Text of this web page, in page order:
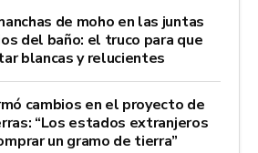
de moho en las juntas
del baño: el truco para que
blancas y relucientes
cambios en el proyecto de
“Los estados extranjeros
un gramo de tierra”